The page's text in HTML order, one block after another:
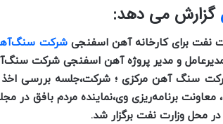
گزارش می دهد:
نفت برای کارخانه آهن اسفنجیشرکت
و مدیر پروژه آهن اسفنجی شرکت
شرکت سنگ آهن مرکزی ؛ شرکت،جلسه بررسی
معاونت برنامه‌ریزی وی،نماینده مردم
محل وزارت نفت برگزار شد.